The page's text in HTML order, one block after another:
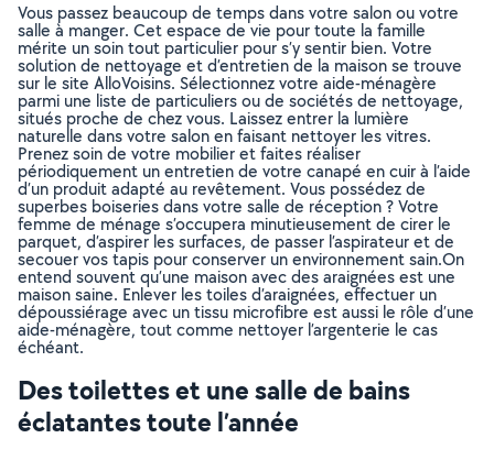
Vous passez beaucoup de temps dans votre salon ou votre
salle à manger. Cet espace de vie pour toute la famille
mérite un soin tout particulier pour s’y sentir bien. Votre
solution de nettoyage et d’entretien de la maison se trouve
sur le site AlloVoisins. Sélectionnez votre aide-ménagère
parmi une liste de particuliers ou de sociétés de nettoyage,
situés proche de chez vous. Laissez entrer la lumière
naturelle dans votre salon en faisant nettoyer les vitres.
Prenez soin de votre mobilier et faites réaliser
périodiquement un entretien de votre canapé en cuir à l’aide
d’un produit adapté au revêtement. Vous possédez de
superbes boiseries dans votre salle de réception ? Votre
femme de ménage s’occupera minutieusement de cirer le
parquet, d’aspirer les surfaces, de passer l’aspirateur et de
secouer vos tapis pour conserver un environnement sain.On
entend souvent qu’une maison avec des araignées est une
maison saine. Enlever les toiles d’araignées, effectuer un
dépoussiérage avec un tissu microfibre est aussi le rôle d’une
aide-ménagère, tout comme nettoyer l’argenterie le cas
échéant.
Des toilettes et une salle de bains
éclatantes toute l’année